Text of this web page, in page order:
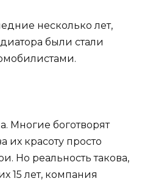
несколько лет,
были стали
Многие боготворят
их красоту просто
Но реальность такова,
15 лет, компания